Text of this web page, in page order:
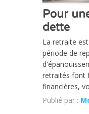
Pour
dette
La retraite
période de
retraités font
financières,
Publié par :